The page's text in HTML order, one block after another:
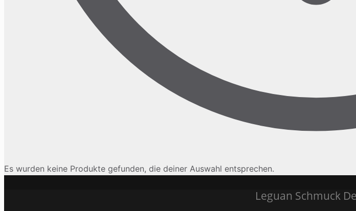
Es wurden keine Produkte gefunden, die deiner Auswahl entsprechen.
Leguan Schmuck